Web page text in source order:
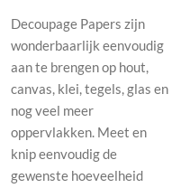
Decoupage Papers zijn
wonderbaarlijk eenvoudig
aan te brengen op hout,
canvas, klei, tegels, glas en
nog veel meer
oppervlakken. Meet en
knip eenvoudig de
gewenste hoeveelheid